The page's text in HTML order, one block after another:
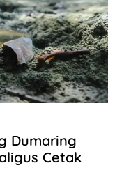
Dumaring
Cetak